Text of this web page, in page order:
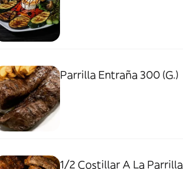
Parrilla Entraña 300 (G.)
1/2 Costillar A La Parrilla